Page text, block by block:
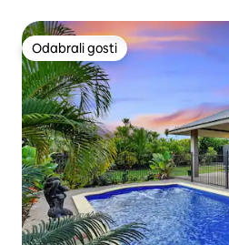
Odabrali gosti
Odabrali gosti